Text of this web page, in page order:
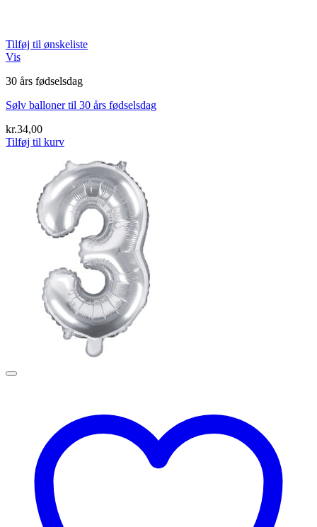
Tilføj til ønskeliste
Vis
30 års fødselsdag
Sølv balloner til 30 års fødselsdag
kr.34,00
Tilføj til kurv